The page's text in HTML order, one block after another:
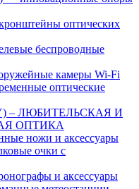
оптических
беспроводные
камеры Wi-Fi
оптические
– ЛЮБИТЕЛЬСКАЯ И
ОПТИКА
ножи и аксессуары
очки с
и аксессуары